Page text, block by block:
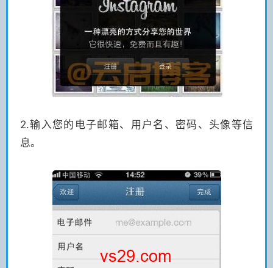
2.输入您的电子邮箱、用户名、密码、头像等信
息。